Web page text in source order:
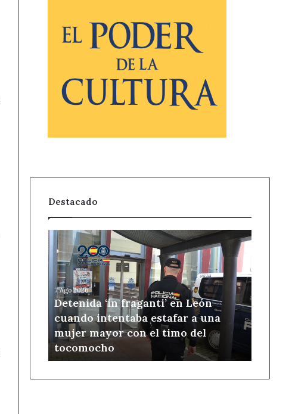
Destacado
Detenida
‘in
fraganti’
León
cuando
intentaba
estafar
a
una
mujer
7 Ago 2026
Detenida ‘in fraganti’ en León
cuando intentaba estafar a una
mujer mayor con el timo del
tocomocho